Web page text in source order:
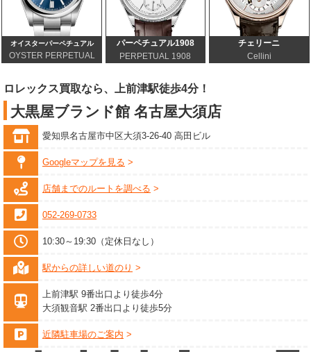
オイスターパーペチュアル
OYSTER PERPETUAL
パーペチュアル1908
PERPETUAL 1908
チェリーニ
Cellini
ロレックス買取なら、上前津駅徒歩4分！
大黒屋ブランド館 名古屋大須店
愛知県名古屋市中区大須3-26-40 高田ビル
Googleマップを見る
店舗までのルートを調べる
052-269-0733
10:30～19:30（定休日なし）
駅からの詳しい道のり
上前津駅 9番出口より徒歩4分
大須観音駅 2番出口より徒歩5分
近隣駐車場のご案内